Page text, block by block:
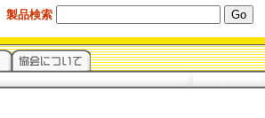
製品検索